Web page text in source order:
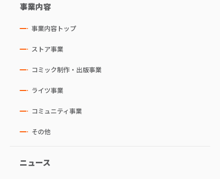
事業内容
事業内容トップ
ストア事業
コミック制作・出版事業
ライツ事業
コミュニティ事業
その他
ニュース